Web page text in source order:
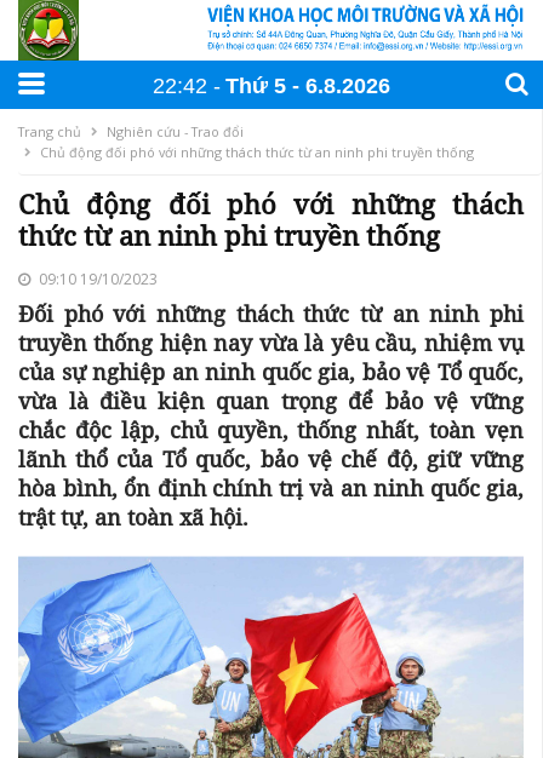
22:42 Thứ 5 6.8.2026
Trang chủ
Nghiên cứu - Trao đổi
Chủ động đối phó với những thách thức từ an ninh phi truyền thống
Chủ động đối phó với những thách
thức từ an ninh phi truyền thống
09:10 19/10/2023
Đối phó với những thách thức từ an ninh phi
truyền thống hiện nay vừa là yêu cầu, nhiệm vụ
của sự nghiệp an ninh quốc gia, bảo vệ Tổ quốc,
vừa là điều kiện quan trọng để bảo vệ vững
chắc độc lập, chủ quyền, thống nhất, toàn vẹn
lãnh thổ của Tổ quốc, bảo vệ chế độ, giữ vững
hòa bình, ổn định chính trị và an ninh quốc gia,
trật tự, an toàn xã hội.